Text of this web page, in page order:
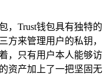
，Trust钱包具有独特的
方来管理用户的私钥，
，只有用户本人能够访
资产加上了一把坚固无